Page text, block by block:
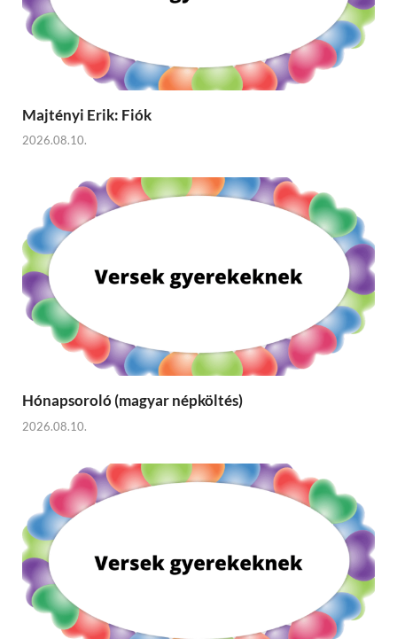
Majtényi Erik: Fiók
2026.08.10.
Hónapsoroló (magyar népköltés)
2026.08.10.